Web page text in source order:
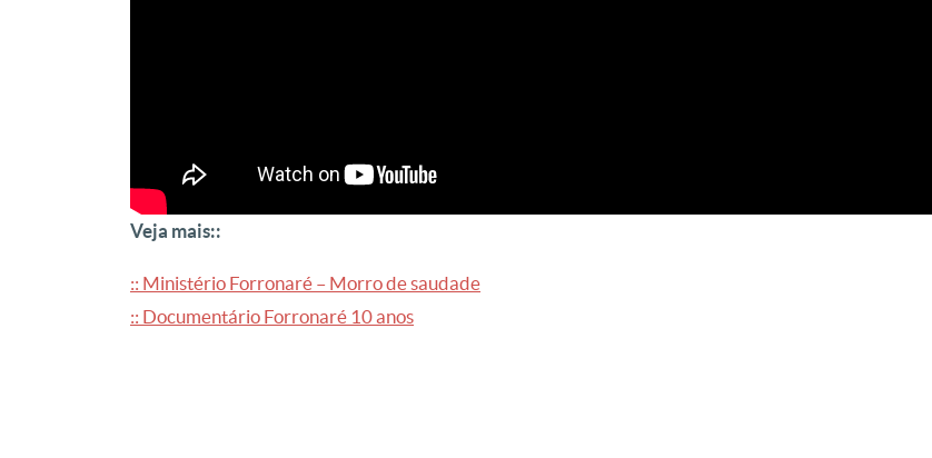
Veja mais::
:: Ministério Forronaré – Morro de saudade
:: Documentário Forronaré 10 anos